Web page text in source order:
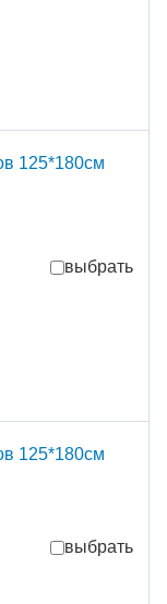
125*180см
выбрать
125*180см
выбрать